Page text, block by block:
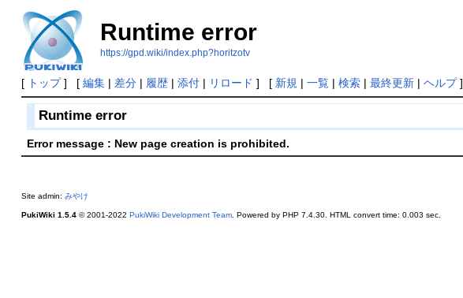
Runtime error
https://gpd.wiki/index.php?horitzotv
[ トップ] [ 編集| 差分| 履歴| 添付| リロード ] [ 新規 | 一覧| 検索| 最終更新| ヘルプ]
Runtime error
Error message : New page creation is prohibited.
Site admin: みやけ
PukiWiki 1.5.4© 2001-2022 PukiWiki Development Team. Powered by PHP 7.4.30. HTML convert time: 0.003 sec.